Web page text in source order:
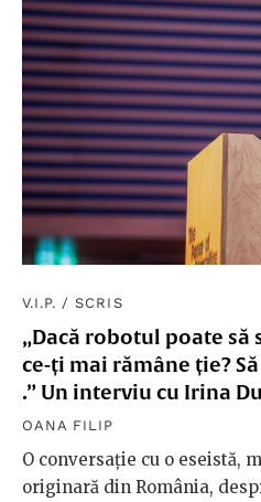
V.I.P. /SCRIS
„Dacă robotul poate să
ce-ți mai rămâne ție?
.” Un interviu cu Irina
OANA FILIP
O conversație cu o eseistă,
originară din România,